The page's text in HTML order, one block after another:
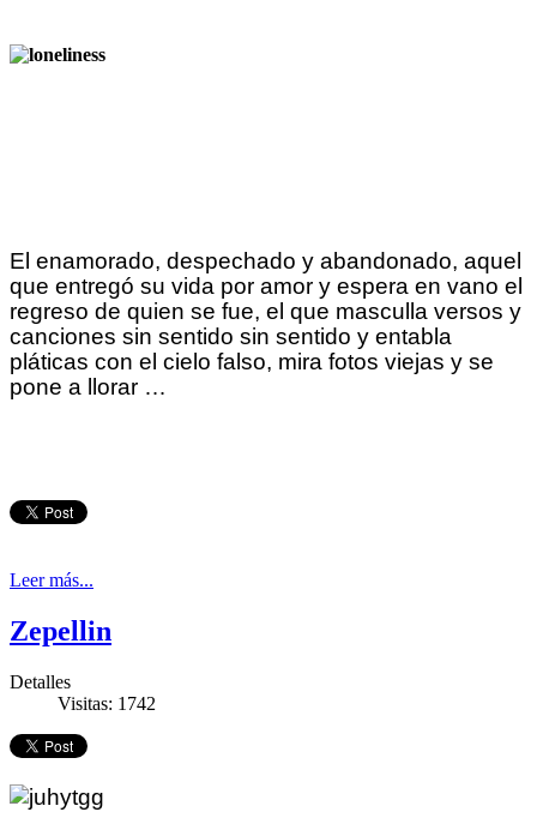
El enamorado, despechado y abandonado, aquel
que entregó su vida por amor y espera en vano el
regreso de quien se fue, el que masculla versos y
canciones sin sentido sin sentido y entabla
pláticas con el cielo falso, mira fotos viejas y se
pone a llorar …
Leer más...
Zepellin
Detalles
Visitas: 1742